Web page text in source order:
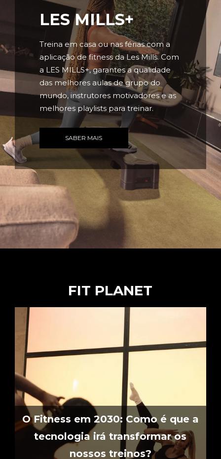
LES MILLS+
Treina em casa ou nas férias com a
aplicação de fitness da Les Mills. Com
a LES MILLS+, garantes a qualidade
das melhores aulas de grupo do
mundo, instrutores motivadores e as
melhores playlists para treinar.
SABER MAIS
FIT PLANET
O Fitness em 2030: Como é que a
tecnologia irá transformar os
nossos treinos?